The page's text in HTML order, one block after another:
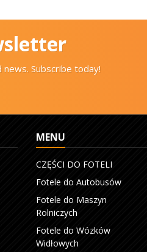
Subscribe today!
MENU
CZĘŚCI DO FOTELI
Fotele do Autobusów
Fotele do Maszyn
Rolniczych
Fotele do Wózków
Widłowych